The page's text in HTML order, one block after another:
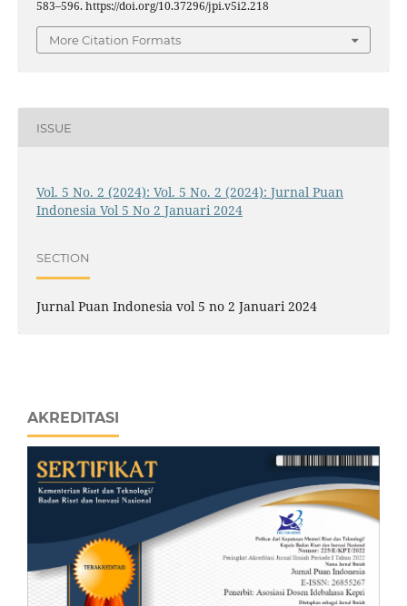
583–596. https://doi.org/10.37296/jpi.v5i2.218
More Citation Formats
ISSUE
Vol. 5 No. 2 (2024): Vol. 5 No. 2 (2024): Jurnal Puan
Indonesia Vol 5 No 2 Januari 2024
SECTION
Jurnal Puan Indonesia vol 5 no 2 Januari 2024
AKREDITASI